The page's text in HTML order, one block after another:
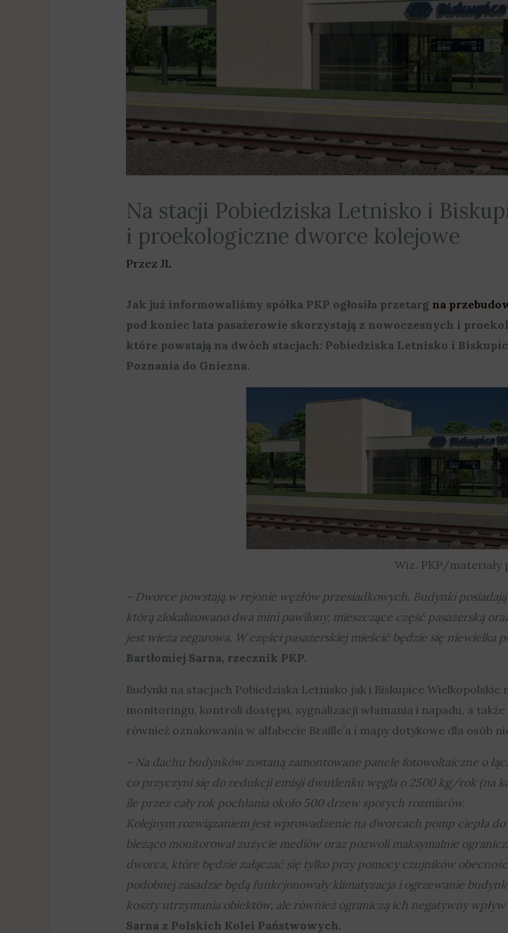
Na stacji Pobiedziska Letnisko i
i proekologiczne dworce kolejowe
Przez JL
Jak już informowaliśmy spółka PKP ogłosiła przetarg na
pod koniec lata pasażerowie skorzystają z nowoczesnych i
które powstają na dwóch stacjach: Pobiedziska Letnisko i
Poznania do Gniezna.
Wiz. PKP/materiały
– Dworce powstają w rejonie węzłów przesiadkowych. Budynki
którą zlokalizowano dwa mini pawilony, mieszczące część pasażerską
jest wieża zegarowa. W części pasażerskiej mieścić będzie się niewielka
Bartłomiej Sarna, rzecznik PKP.
Budynki na stacjach Pobiedziska Letnisko jak i Biskupice
monitoringu, kontroli dostępu, sygnalizacji włamania i napadu, a
również oznakowania w alfabecie Braille’a i mapy dotykowe dla osób
– Na dachu budynków zostaną zamontowane panele fotowoltaiczne o
co przyczyni się do redukcji emisji dwutlenku węgla o 2500 kg/rok (na
ile przez cały rok pochłania około 500 drzew sporych rozmiarów.
Kolejnym rozwiązaniem jest wprowadzenie na dworcach pomp ciepła
bieżąco monitorował zużycie mediów oraz pozwoli maksymalnie
dworca, które będzie załączać się tylko przy pomocy czujników
podobnej zasadzie będą funkcjonowały klimatyzacja i ogrzewanie
koszty utrzymania obiektów, ale również ograniczą ich negatywny
Sarna z Polskich Kolei Państwowych.